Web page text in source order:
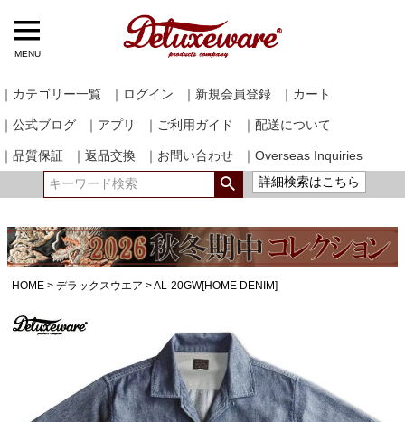
MENU
｜カテゴリー一覧 ｜ログイン ｜新規会員登録 ｜カート
｜公式ブログ ｜アプリ ｜ご利用ガイド ｜配送について
｜品質保証 ｜返品交換 ｜お問い合わせ
｜Overseas Inquiries
詳細検索はこちら
HOME デラックスウエア AL-20GW[HOME DENIM]